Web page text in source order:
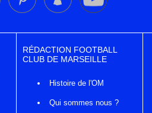
RÉDACTION FOOTBALL
CLUB DE MARSEILLE
Histoire de l'OM
Qui sommes nous ?